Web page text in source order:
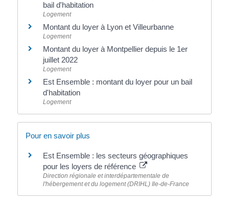
bail d'habitation
Logement
Montant du loyer à Lyon et Villeurbanne
Logement
Montant du loyer à Montpellier depuis le 1er
juillet 2022
Logement
Est Ensemble : montant du loyer pour un bail
d'habitation
Logement
Pour en savoir plus
Est Ensemble : les secteurs géographiques
pour les loyers de référence
Direction régionale et interdépartementale de
l'hébergement et du logement (DRIHL) Ile-de-France